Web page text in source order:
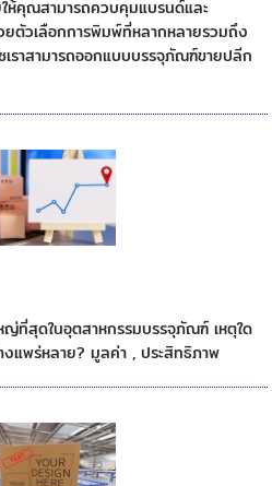
ห้คุณสามารถควบคุมแบรนด์และ
วเลือกการพิมพ์ที่หลากหลายรวมถึง
ราสามารถออกแบบบรรจุภัณฑ์ขายปลีก
ที่สุดในอุตสาหกรรมบรรจุภัณฑ์ เหตุใด
งแพร่หลาย? มูลค่า , ประสิทธิภาพ